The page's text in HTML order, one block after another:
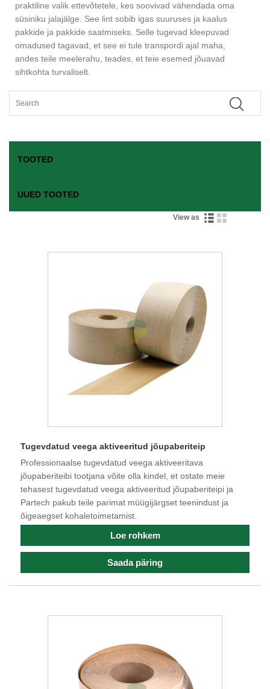
praktiline valik ettevõtetele, kes soovivad vähendada oma
süsiniku jalajälge. See lint sobib igas suuruses ja kaalus
pakkide ja pakkide saatmiseks. Selle tugevad kleepuvad
omadused tagavad, et see ei tule transpordi ajal maha,
andes teile meelerahu, teades, et teie esemed jõuavad
sihtkohta turvaliselt.
TOOTED
UUED TOOTED
View as
Tugevdatud veega aktiveeritud jõupaberiteip
Professionaalse tugevdatud veega aktiveeritava
jõupaberiteibi tootjana võite olla kindel, et ostate meie
tehasest tugevdatud veega aktiveeritud jõupaberiteipi ja
Partech pakub teile parimat müügijärgset teenindust ja
õigeaegset kohaletoimetamist.
Loe rohkem
Saada päring